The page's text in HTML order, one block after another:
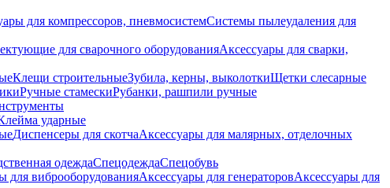
для компрессоров, пневмосистемСистемы пылеудаления для
для сварочного оборудованияАксессуары для сварки,
Клещи строительныеЗубила, керны, выколоткиЩетки слесарные
Ручные стамескиРубанки, рашпили ручные
ударные
Диспенсеры для скотчаАксессуары для малярных, отделочных
одеждаСпецодеждаСпецобувь
для виброоборудованияАксессуары для генераторовАксессуары для